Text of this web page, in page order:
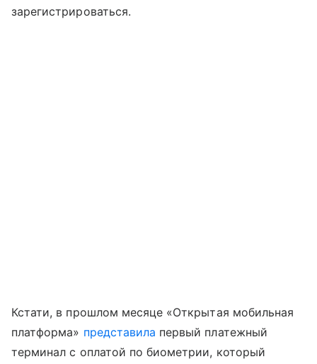
зарегистрироваться.
Кстати, в прошлом месяце «Открытая мобильная
платформа» представила первый платежный
терминал с оплатой по биометрии, который